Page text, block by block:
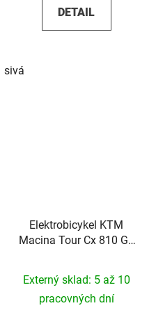
DETAIL
sivá
Elektrobicykel KTM
Macina Tour Cx 810 Gx
Externý sklad: 5 až 10
pracovných dní